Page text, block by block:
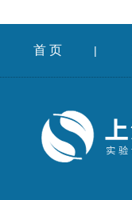
首 页 |